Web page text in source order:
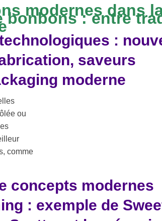
modernes dans
bonbons : entre
:
saveurs
moderne
ou
comme
concepts modernes
: exemple de